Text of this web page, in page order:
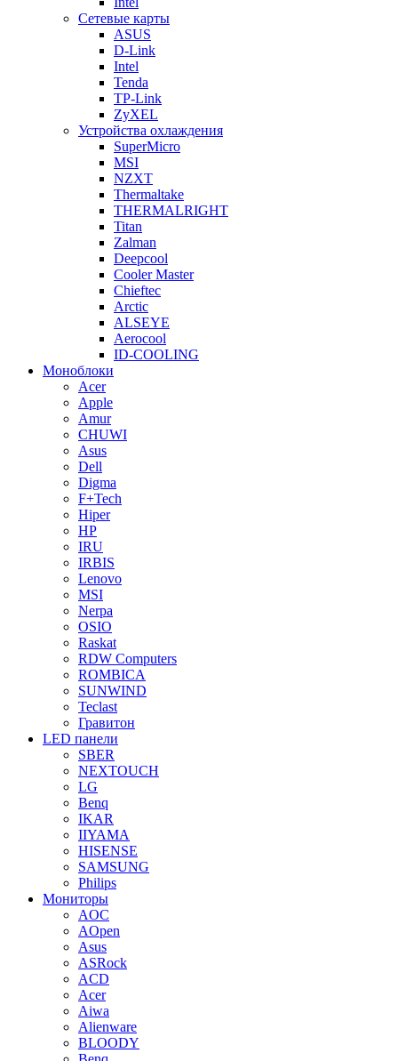
Сетевые карты
ASUS
D-Link
Intel
Tenda
TP-Link
ZyXEL
Устройства охлаждения
SuperMicro
MSI
NZXT
Thermaltake
THERMALRIGHT
Titan
Zalman
Deepcool
Cooler Master
Chieftec
Arctic
ALSEYE
Aerocool
ID-COOLING
Моноблоки
Acer
Apple
Amur
CHUWI
Asus
Dell
Digma
F+Tech
Hiper
HP
IRU
IRBIS
Lenovo
MSI
Nerpa
OSIO
Raskat
RDW Computers
ROMBICA
SUNWIND
Teclast
Гравитон
LED панели
SBER
NEXTOUCH
LG
Benq
IKAR
IIYAMA
HISENSE
SAMSUNG
Philips
Мониторы
AOC
AOpen
Asus
ASRock
ACD
Acer
Aiwa
Alienware
BLOODY